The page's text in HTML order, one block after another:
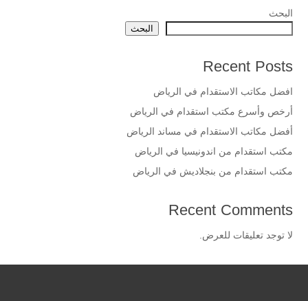
البحث
البحث
Recent Posts
افضل مكاتب الاستقدام في الرياض
أرخص وأسرع مكتب استقدام في الرياض
أفضل مكاتب الاستقدام في مساند الرياض
مكتب استقدام من اندونيسيا في الرياض
مكتب استقدام من بنجلاديش في الرياض
Recent Comments
لا توجد تعليقات للعرض.